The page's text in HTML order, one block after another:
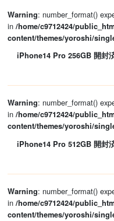
Warning: number_format()
in /home/c9712424/
content/themes/yoroshi/
iPhone14 Pro 256GB 開封
Warning: number_format()
in /home/c9712424/
content/themes/yoroshi/
iPhone14 Pro 512GB 開封
Warning: number_format()
in /home/c9712424/
content/themes/yoroshi/